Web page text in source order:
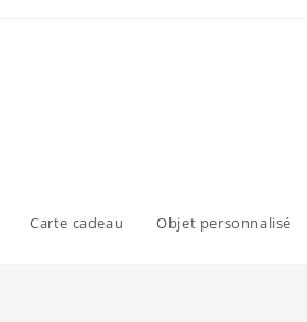
Carte cadeau Objet personnalisé